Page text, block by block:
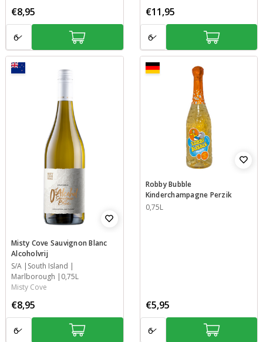
€8,95 €11,95
Misty Cove Sauvignon Blanc
Alcoholvrij
Jaar
S/A
StreekSouth Island
Streek
Marlborough
Inhoud
0,75L
Misty Cove
€8,95
Robby Bubble
Kinderchampagne Perzik
Inhoud
0,75L
€5,95